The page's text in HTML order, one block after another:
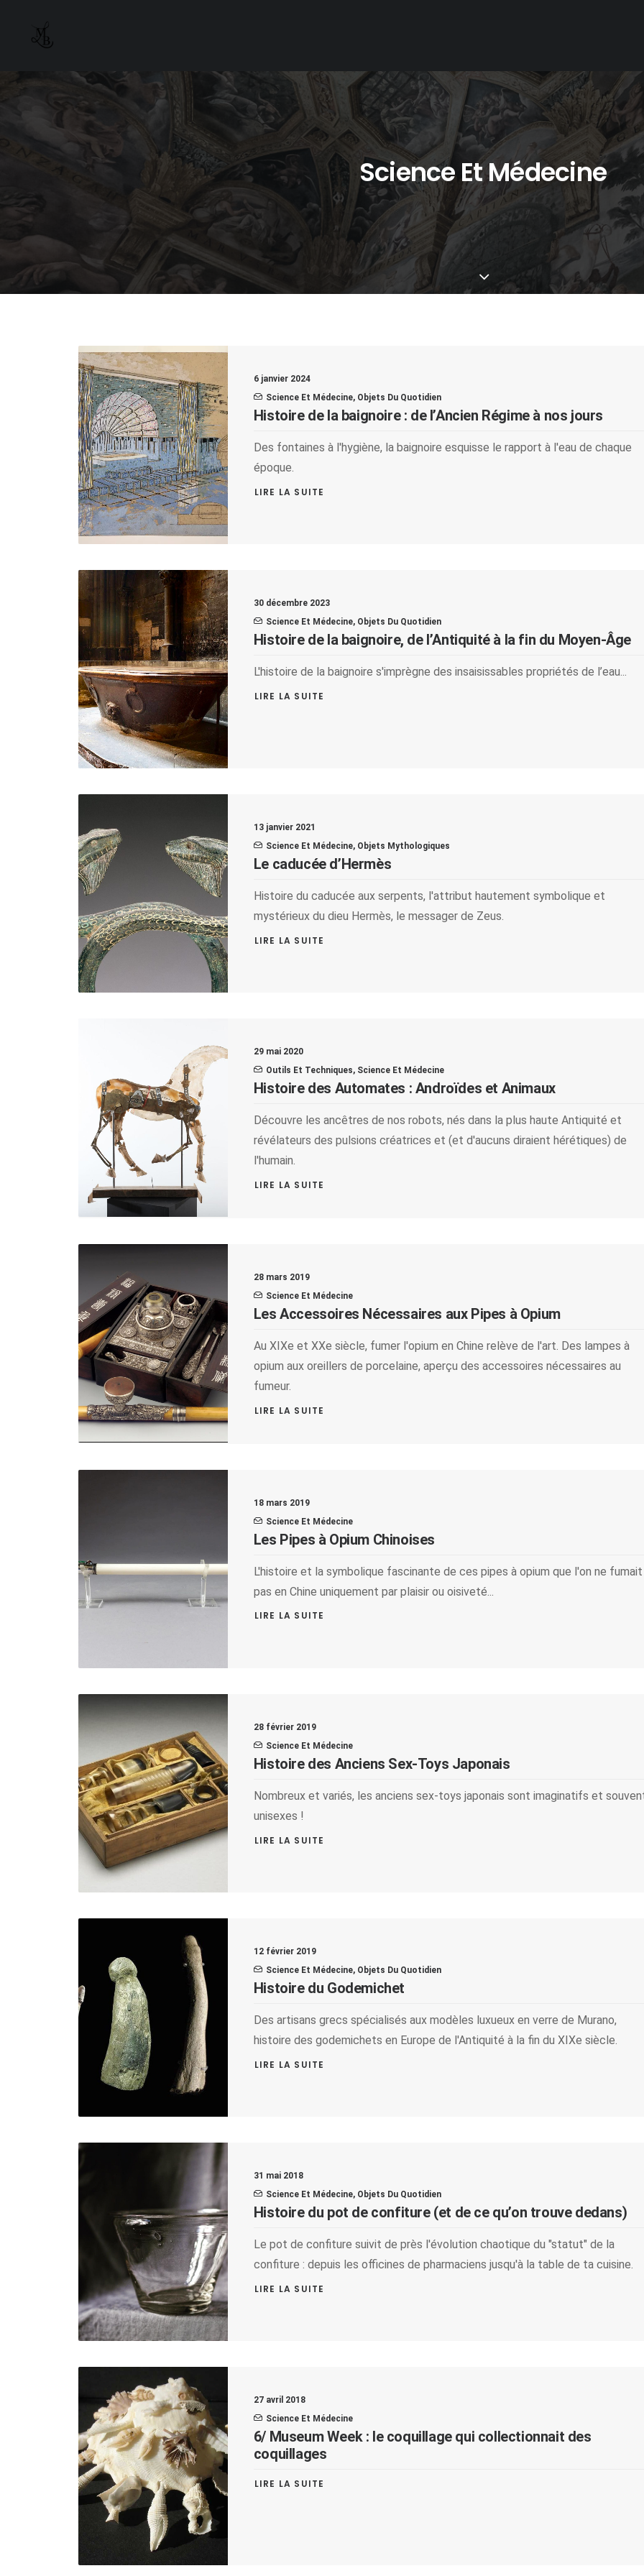
Science Et Médecine
6 janvier 2024
Science Et Médecine, Objets Du Quotidien
Histoire de la baignoire : de l’Ancien Régime à nos jours
Des fontaines à l'hygiène, la baignoire esquisse le rapport à l'eau de chaque
époque.
LIRE LA SUITE
30 décembre 2023
Science Et Médecine, Objets Du Quotidien
Histoire de la baignoire, de l’Antiquité à la fin du Moyen-Âge
L'histoire de la baignoire s'imprègne des insaisissables propriétés de l’eau...
LIRE LA SUITE
13 janvier 2021
Science Et Médecine, Objets Mythologiques
Le caducée d’Hermès
Histoire du caducée aux serpents, l'attribut hautement symbolique et
mystérieux du dieu Hermès, le messager de Zeus.
LIRE LA SUITE
29 mai 2020
Outils Et Techniques, Science Et Médecine
Histoire des Automates : Androïdes et Animaux
Découvre les ancêtres de nos robots, nés dans la plus haute Antiquité et
révélateurs des pulsions créatrices et (et d'aucuns diraient hérétiques) de
l'humain.
LIRE LA SUITE
28 mars 2019
Science Et Médecine
Les Accessoires Nécessaires aux Pipes à Opium
Au XIXe et XXe siècle, fumer l'opium en Chine relève de l'art. Des lampes à
opium aux oreillers de porcelaine, aperçu des accessoires nécessaires au
fumeur.
LIRE LA SUITE
18 mars 2019
Science Et Médecine
Les Pipes à Opium Chinoises
L'histoire et la symbolique fascinante de ces pipes à opium que l'on ne fumait
pas en Chine uniquement par plaisir ou oisiveté...
LIRE LA SUITE
28 février 2019
Science Et Médecine
Histoire des Anciens Sex-Toys Japonais
Nombreux et variés, les anciens sex-toys japonais sont imaginatifs et
unisexes !
LIRE LA SUITE
12 février 2019
Science Et Médecine, Objets Du Quotidien
Histoire du Godemichet
Des artisans grecs spécialisés aux modèles luxueux en verre de Murano,
histoire des godemichets en Europe de l'Antiquité à la fin du XIXe siècle.
LIRE LA SUITE
31 mai 2018
Science Et Médecine, Objets Du Quotidien
Histoire du pot de confiture (et de ce qu’on trouve dedans)
Le pot de confiture suivit de près l'évolution chaotique du "statut" de la
confiture : depuis les officines de pharmaciens jusqu'à la table de ta cuisine.
LIRE LA SUITE
27 avril 2018
Science Et Médecine
6/ Museum Week : le coquillage qui collectionnait des
coquillages
LIRE LA SUITE